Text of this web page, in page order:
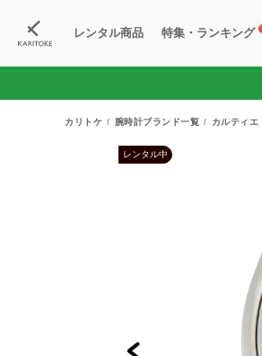
レンタル商品 特集・ランキング
カリトケ 腕時計ブランド一覧 カルティエ
レンタル中